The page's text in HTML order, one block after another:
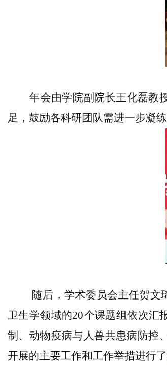
年会由学院副院长王化磊教
足 ， 鼓励各科研团队需进一步凝
随后，学术委员会主任贺文
卫生学领域的20个课题组依次汇
制、动物疫病与人兽共患病防控
开展的主要工作和工作举措进行了